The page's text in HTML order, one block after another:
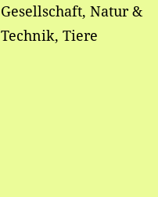
Gesellschaft, Natur &
Technik, Tiere